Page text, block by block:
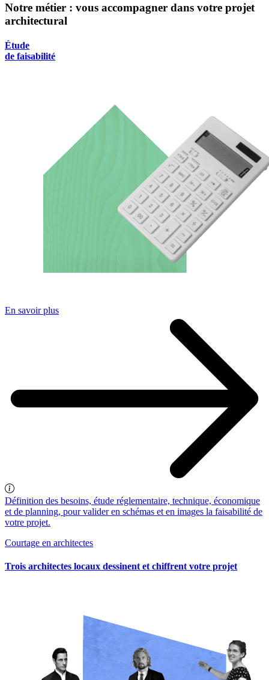
Notre métier : vous accompagner dans votre projet
architectural
Étude
de faisabilité
En savoir plus
Définition des besoins, étude réglementaire, technique, économique
et de planning, pour valider en schémas et en images la faisabilité de
votre projet.
Courtage en architectes
Trois architectes locaux dessinent et chiffrent votre projet